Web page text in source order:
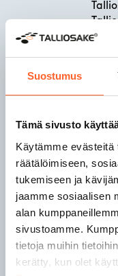
Suostumus
Tämä sivusto
Käytämme
räätälöimiseen,
tukemiseen ja
jaamme sosiaalisen
alan
sivustoamme.
tietoja muihin
kerätty, kun olet